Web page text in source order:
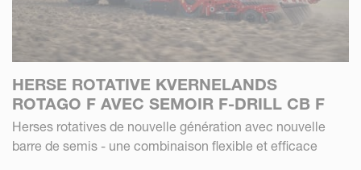
HERSE ROTATIVE KVERNELANDS
ROTAGO F AVEC SEMOIR F-DRILL CB F
Herses rotatives de nouvelle génération avec nouvelle
barre de semis - une combinaison flexible et efficace